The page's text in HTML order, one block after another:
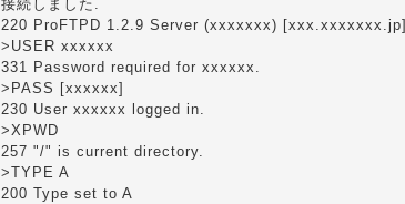
接続しました.
220 ProFTPD 1.2.9 Server (xxxxxxx) [xxx.xxxxxxx.jp]
>USER xxxxxx
331 Password required for xxxxxx.
>PASS [xxxxxx]
230 User xxxxxx logged in.
>XPWD
257 "/" is current directory.
>TYPE A
200 Type set to A